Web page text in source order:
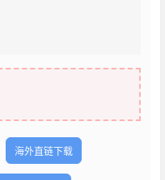
海外直链下载